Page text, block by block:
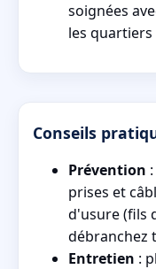
soignées
les quartiers
Conseils
Prévention
prises et
d'usure (fils
débranchez
Entretien :